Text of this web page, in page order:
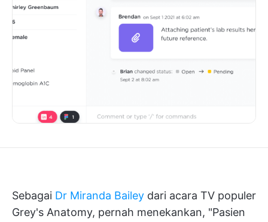
Sebagai Dr Miranda Bailey dari acara TV populer
Grey's Anatomy, pernah menekankan, "Pasien